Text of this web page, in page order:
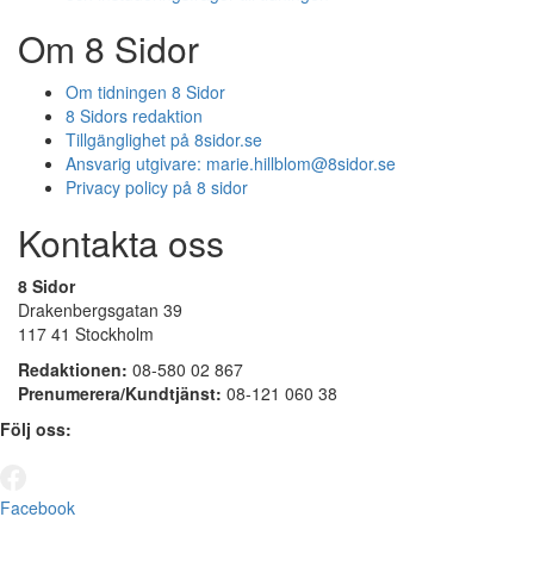
Om 8 Sidor
Om tidningen 8 Sidor
8 Sidors redaktion
Tillgänglighet på 8sidor.se
Ansvarig utgivare: marie.hillblom@8sidor.se
Privacy policy på 8 sidor
Kontakta oss
8 Sidor
Drakenbergsgatan 39
117 41 Stockholm
Redaktionen: 08-580 02 867
Prenumerera/Kundtjänst: 08-121 060 38
Följ oss:
Facebook